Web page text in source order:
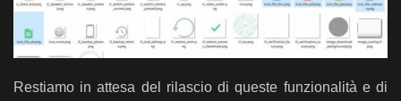
Restiamo in attesa del rilascio di queste funzionalità e di